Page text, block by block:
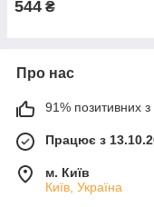
544 ₴
Про нас
91% позитивних з
Працює з
м. Київ
Київ, Україна